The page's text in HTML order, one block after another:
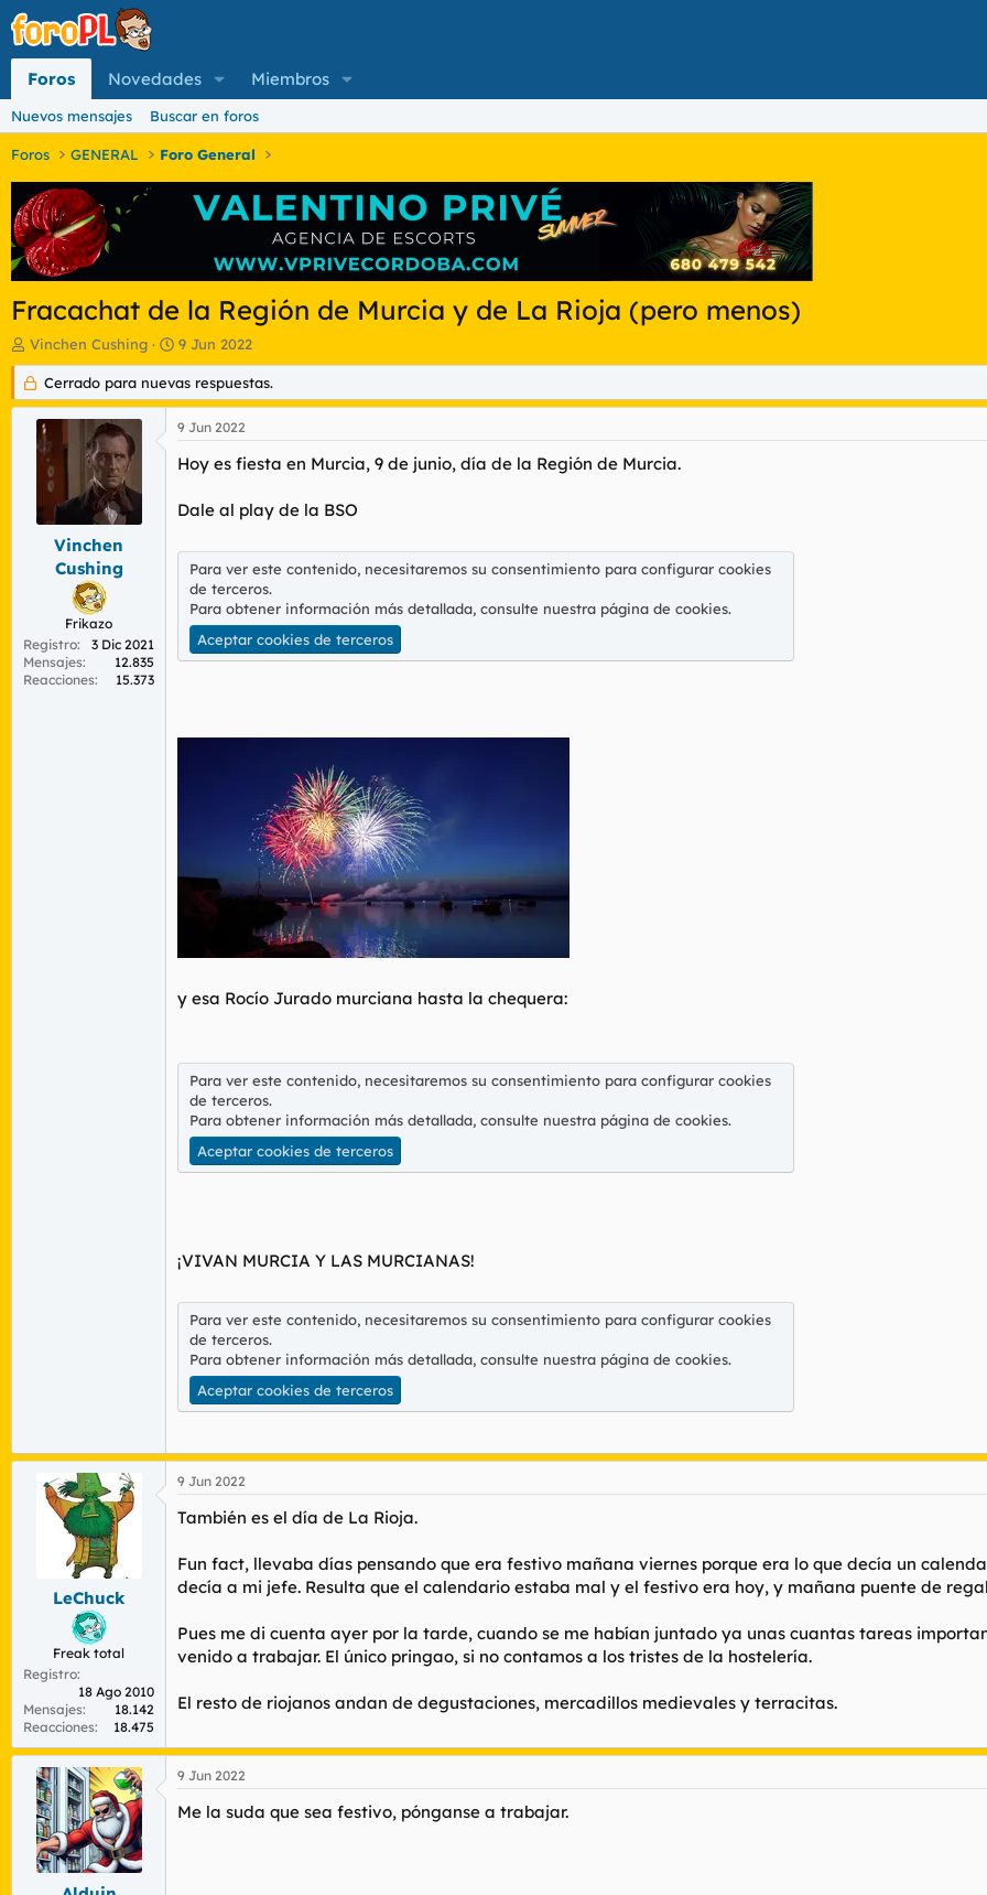
Foros Novedades Miembros
Nuevos mensajes Buscar en foros
Foros GENERAL Foro General
Fracachat de la Región de Murcia y de La Rioja (pero menos)
I
n
i
c
a
d
a
Vinchen Cushing
F
e
c
h
a
d
e
n
i
9 Jun 2022
Cerrado para nuevas respuestas.
Vinchen
Cushing
Frikazo
Registro
3 Dic 2021
Mensajes
12.835
Reacciones
15.373
9 Jun 2022
Hoy es fiesta en Murcia, 9 de junio, día de la Región de Murcia.
Dale al play de la BSO
Para ver este contenido, necesitaremos su consentimiento para configurar cookies
de terceros.
Para obtener información más detallada, consulte nuestra página de cookies.
Aceptar cookies de terceros
y esa Rocío Jurado murciana hasta la chequera:
Para ver este contenido, necesitaremos su consentimiento para configurar cookies
de terceros.
Para obtener información más detallada, consulte nuestra página de cookies.
Aceptar cookies de terceros
¡VIVAN MURCIA Y LAS MURCIANAS!
Para ver este contenido, necesitaremos su consentimiento para configurar cookies
de terceros.
Para obtener información más detallada, consulte nuestra página de cookies.
Aceptar cookies de terceros
LeChuck
Freak total
Registro
18 Ago 2010
Mensajes
18.142
Reacciones
18.475
9 Jun 2022
También es el día de La Rioja.
Fun fact, llevaba días pensando que era festivo mañana viernes porque era lo que decía un
decía a mi jefe. Resulta que el calendario estaba mal y el festivo era hoy, y mañana puente de
Pues me di cuenta ayer por la tarde, cuando se me habían juntado ya unas cuantas tareas
venido a trabajar. El único pringao, si no contamos a los tristes de la hostelería.
El resto de riojanos andan de degustaciones, mercadillos medievales y terracitas.
9 Jun 2022
Me la suda que sea festivo, pónganse a trabajar.